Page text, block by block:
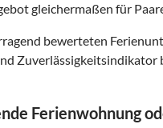
gleichermaßen für
bewerteten
Zuverlässigkeitsindikator
Ferienwohnung